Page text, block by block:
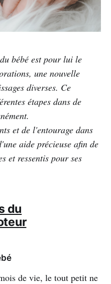
bébé est pour lui le
une nouvelle
diverses. Ce
étapes dans de
et de l'entourage dans
aide précieuse afin de
et ressentis pour ses
du
de vie, le tout petit ne